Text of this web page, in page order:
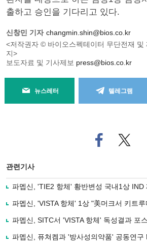
출하고 승인을 기다리고 있다.
신창민 기자 changmin.shin@bios.co.kr
<저작권자 © 바이오스펙테이터 무단전재 및
지>
보도자료 및 기사제보 press@bios.co.kr
뉴스레터 텔레그램
페
이
로
기
사
유
기
트위
터로
관련기사
파멥신, 'TIE2 항체' 황반변성 국내1상 IND
파멥신, 'VISTA 항체' 1상 "美머크서 키트
파멥신, SITC서 'VISTA 항체' 독성결과 포
파멥신, 퓨쳐켐과 '방사성의약품' 공동연구